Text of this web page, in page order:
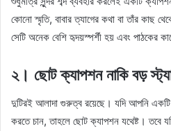
কোনো স্মৃতি, বাবার ত্যাগের কথা বা তাঁর কাছ
সেটি অনেক বেশি হৃদয়স্পর্শী হয় এবং পাঠকের
২। ছোট ক্যাপশন নাকি বড়
দুটিরই আলাদা গুরুত্ব রয়েছে। যদি আপনি একটি
করতে চান, তাহলে ছোট ক্যাপশন যথেষ্ট। তবে